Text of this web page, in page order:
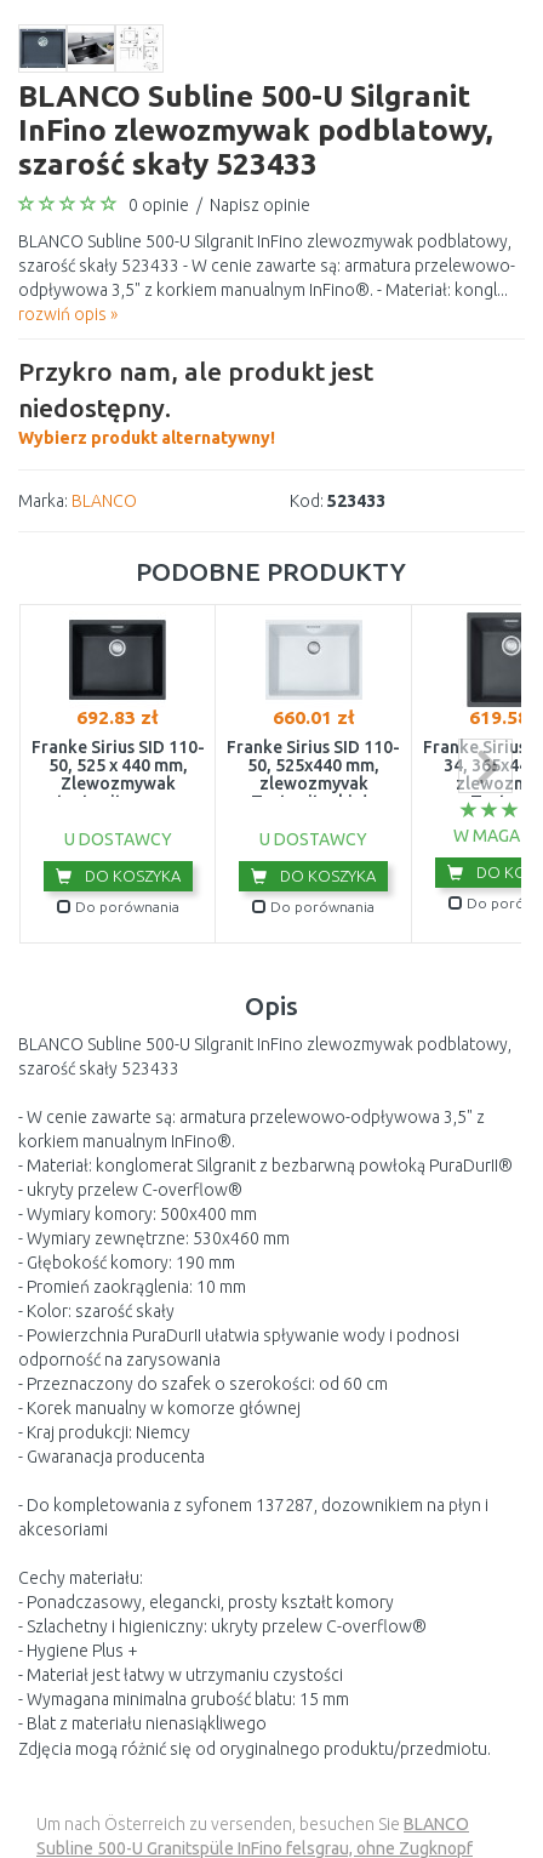
BLANCO Subline 500-U Silgranit
InFino zlewozmywak podblatowy,
szarość skały 523433
0 opinie / Napisz opinie
BLANCO Subline 500-U Silgranit InFino zlewozmywak podblatowy,
szarość skały 523433 - W cenie zawarte są: armatura przelewowo-
odpływowa 3,5" z korkiem manualnym InFino®. - Materiał: kongl...
rozwiń opis »
Przykro nam, ale produkt jest
niedostępny.
Wybierz produkt alternatywny!
Marka: BLANCO Kod: 523433
PODOBNE PRODUKTY
692.83 zł
Franke Sirius SID 110-
50, 525 x 440 mm,
Zlewozmywak
tectonite, onyx
U DOSTAWCY
DO KOSZYKA
Do porównania
660.01 zł
Franke Sirius SID 110-
50, 525x440 mm,
zlewozmyvak
Tectonite, biały
U DOSTAWCY
DO KOSZYKA
Do porównania
619.58
Franke Sirius
34, 365x440
W
DO
Do
Opis
BLANCO Subline 500-U Silgranit InFino zlewozmywak podblatowy,
szarość skały 523433
- W cenie zawarte są: armatura przelewowo-odpływowa 3,5" z
korkiem manualnym InFino®.
- Materiał: konglomerat Silgranit z bezbarwną powłoką PuraDurII®
- ukryty przelew C-overflow®
- Wymiary komory: 500x400 mm
- Wymiary zewnętrzne: 530x460 mm
- Głębokość komory: 190 mm
- Promień zaokrąglenia: 10 mm
- Kolor: szarość skały
- Powierzchnia PuraDurII ułatwia spływanie wody i podnosi
odporność na zarysowania
- Przeznaczony do szafek o szerokości: od 60 cm
- Korek manualny w komorze głównej
- Kraj produkcji: Niemcy
- Gwaranacja producenta
- Do kompletowania z syfonem 137287, dozownikiem na płyn i
akcesoriami
Cechy materiału:
- Ponadczasowy, elegancki, prosty kształt komory
- Szlachetny i higieniczny: ukryty przelew C-overflow®
- Hygiene Plus +
- Materiał jest łatwy w utrzymaniu czystości
- Wymagana minimalna grubość blatu: 15 mm
- Blat z materiału nienasiąkliwego
Zdjęcia mogą różnić się od oryginalnego produktu/przedmiotu.
Um nach Österreich zu versenden, besuchen Sie BLANCO
Subline 500-U Granitspüle InFino felsgrau, ohne Zugknopf